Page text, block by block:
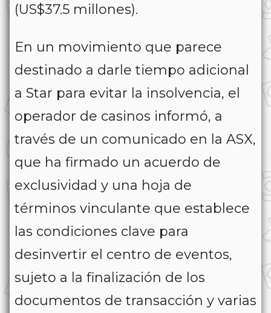
(US$37.5 millones).
En un movimiento que parece
destinado a darle tiempo adicional
a Star para evitar la insolvencia, el
operador de casinos informó, a
través de un comunicado en la ASX,
que ha firmado un acuerdo de
exclusividad y una hoja de
términos vinculante que establece
las condiciones clave para
desinvertir el centro de eventos,
sujeto a la finalización de los
documentos de transacción y varias